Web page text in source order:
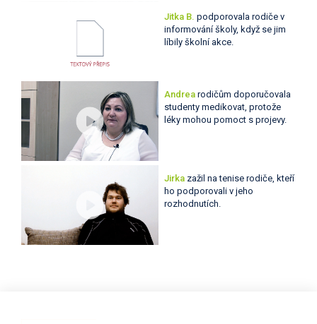
Jitka B. podporovala rodiče v
informování školy, když se jim
líbily školní akce.
Andrea rodičům doporučovala
studenty medikovat, protože
léky mohou pomoct s projevy.
Jirka zažil na tenise rodiče, kteří
ho podporovali v jeho
rozhodnutích.